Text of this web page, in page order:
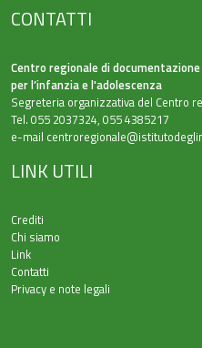
CONTATTI
Centro regionale di documentazione
per l’infanzia e l'adolescenza
Segreteria organizzativa del Centro
Tel. 055 2037324, 055 4385217
e-mail
LINK UTILI
Crediti
Chi siamo
Link
Contatti
Privacy e note legali